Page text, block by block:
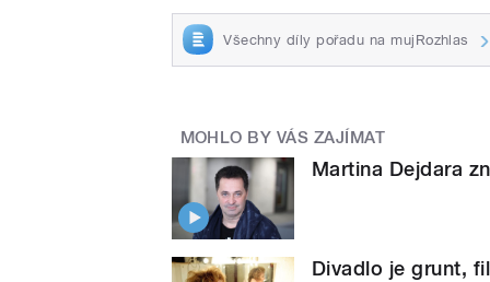
Všechny díly pořadu na mujRozhlas
MOHLO BY VÁS ZAJÍMAT
Martina Dejdara
Divadlo je grunt,